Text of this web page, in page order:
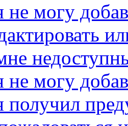
могу
могу
получил